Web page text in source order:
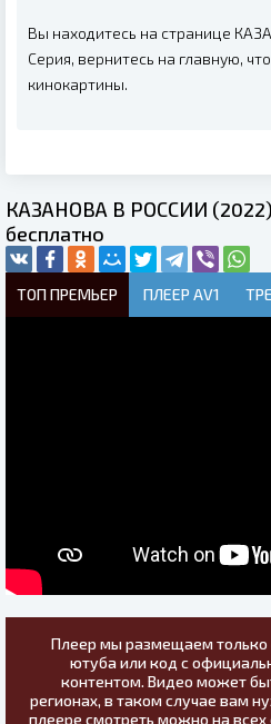
Вы находитесь на странице
Серия, вернитесь на главную,
кинокартины.
КАЗАНОВА В РОССИИ (2022)
бесплатно
ТОП ПРЕМЬЕР ПЛЕЕР AV1
Плеер мы размещаем только
ютуба или код с
контентом. Видео может
регионах, в таком случае вам
плеере смотреть можно на